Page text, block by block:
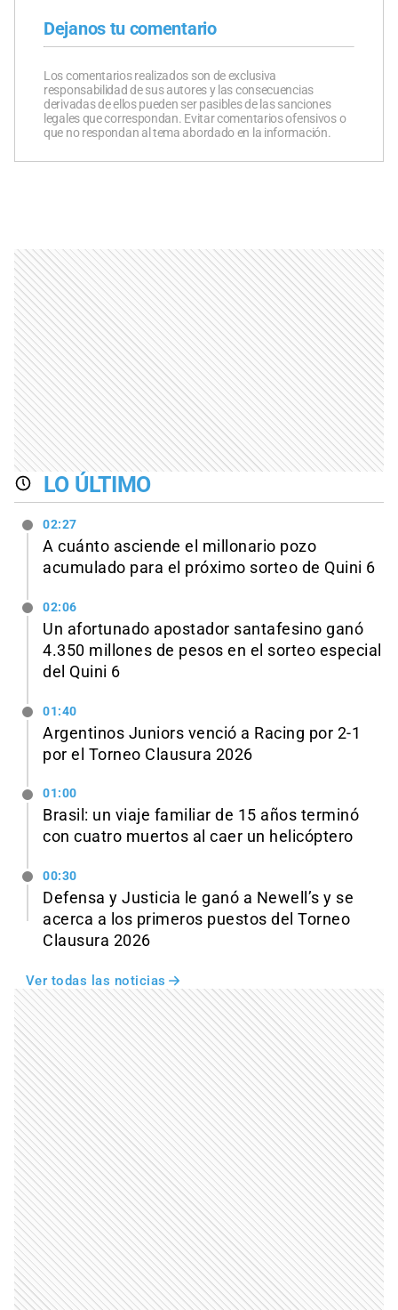
Dejanos tu comentario
Los comentarios realizados son de exclusiva
responsabilidad de sus autores y las consecuencias
derivadas de ellos pueden ser pasibles de las sanciones
legales que correspondan. Evitar comentarios ofensivos o
que no respondan al tema abordado en la información.
LO ÚLTIMO
02:27
A cuánto asciende el millonario pozo
acumulado para el próximo sorteo de Quini 6
02:06
Un afortunado apostador santafesino ganó
4.350 millones de pesos en el sorteo especial
del Quini 6
01:40
Argentinos Juniors venció a Racing por 2-1
por el Torneo Clausura 2026
01:00
Brasil: un viaje familiar de 15 años terminó
con cuatro muertos al caer un helicóptero
00:30
Defensa y Justicia le ganó a Newell’s y se
acerca a los primeros puestos del Torneo
Clausura 2026
Ver todas las noticias